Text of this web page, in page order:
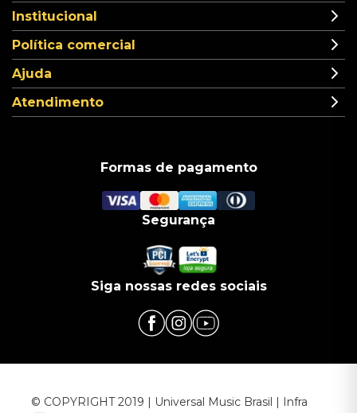
Institucional
Política comercial
Ajuda
Atendimento
Formas de pagamento
Segurança
Siga nossas redes sociais
© COPYRIGHT 2019 | Universal Music Brasil | Infra